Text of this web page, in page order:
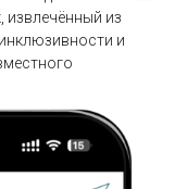
извлечённый из
и